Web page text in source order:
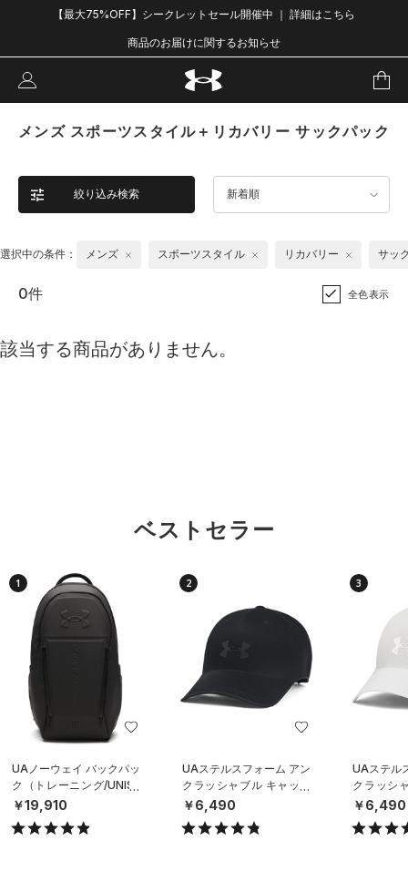
【最大75%OFF】シークレットセール開催中 ｜ 詳細はこちら
商品のお届けに関するお知らせ
メンズ スポーツスタイル＋リカバリー サックパック
絞り込み検索 新着順
選択中の条件： メンズ スポーツスタイル リカバリー サッ
0件 全色表示
該当する商品がありません。
ベストセラー
1
UAノーウェイ バックパッ
ク（トレーニング/UNISE
X）
￥19,910
2
UAステルスフォーム アン
クラッシャブル キャップ
（ライフスタイル/UNISE
￥6,490
3
UAステル
クラッシ
（ライフ
￥6,490